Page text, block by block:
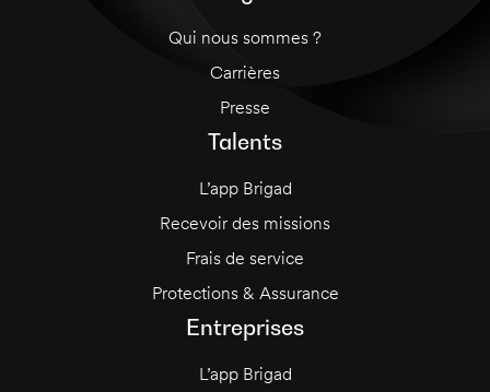
Qui nous sommes ?
Carrières
Presse
Talents
L’app Brigad
Recevoir des missions
Frais de service
Protections & Assurance
Entreprises
L’app Brigad